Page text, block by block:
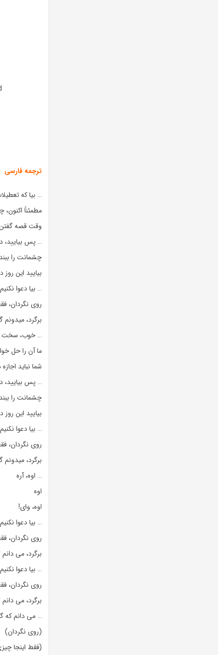
ترجمه فارسی
… بیا که
مطمئناً
وقت قصه
… پس بیایید،
چشمانت را
بیایید این روز
… بیا دعوا
روی نگردان،
برگرد،
… خوب، سخت
ما آن را حل
شما نباید
… پس بیایید،
چشمانت را
بیایید این روز
… بیا دعوا
روی نگردان،
برگرد،
… اوه، آره
اوه
اوه، وای!
… بیا دعوا
روی نگردان،
برگرد، می
… بیا دعوا
روی نگردان،
برگرد، می
… می دانم که
(روی نگردان)
(فقط اینجا